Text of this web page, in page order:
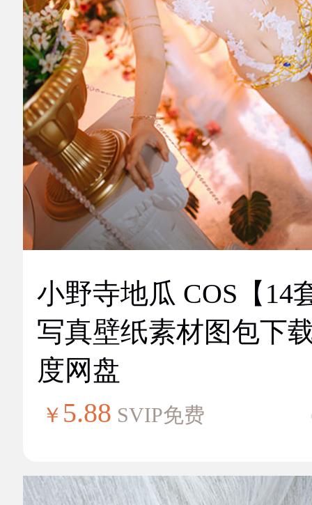
小野寺地瓜 COS【14
写真壁纸素材图包下
度网盘
￥ 5.88 SVIP免费